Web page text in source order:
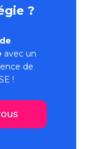
?
avec un
de
!